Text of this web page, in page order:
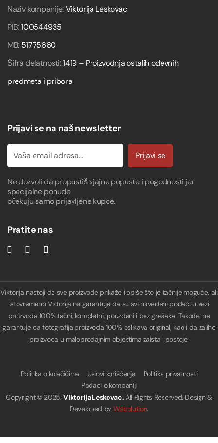
Naziv kompanije:Viktorija Leskovac
PIB:100544935
MB: 51775660
Šifra delatnosti:1419 – Proizvodnja ostalih odevnih
predmeta i pribora
Prijavi se na naš newsletter
Prijavi se
Ne dozvoli da propustiš sjajne popuste i pogodnosti jer
specijalne ponude
očekuju samo prijavljene kupce.
Pratite nas
Viktorija nastoji da sve proizvode prikaže i opiše što je tačnije moguće, ali
istovremeno Viktorija ne garantuje da su svi navedeni podaci u vezi
proizvoda 100% tačni, kompletni, pouzdani i bez grešaka. Takođe, ne
garantuje da fotografija proizvoda 100% oslikava original, kao i da zalihe
proizvoda u maloprodajnim objektima zaista i postoje.
Copyright © 2025.Viktorija Leskovac. All Rights Reserved. Design &
Developed by Webolution.
Politika o kolačićima Uslovi korišćenja
Politika privatnosti
Podaci o kompaniji